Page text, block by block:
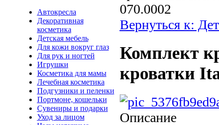
Автокресла
Декоративная
косметика
Детская мебель
Для кожи вокруг глаз
Для рук и ногтей
Игрушки
Косметика для мамы
Лечебная косметика
Подгузники и пеленки
Портмоне, кошельки
Сувениры и подарки
Уход за лицом
070.0002
Вернуться к:
Комплект
кроватки
Описание